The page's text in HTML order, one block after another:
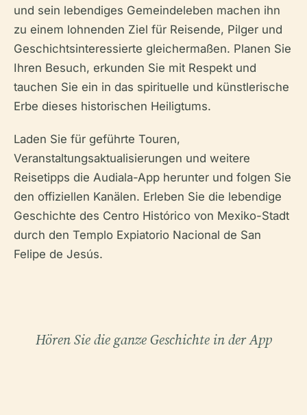
und sein lebendiges Gemeindeleben machen ihn
zu einem lohnenden Ziel für Reisende, Pilger und
Geschichtsinteressierte gleichermaßen. Planen Sie
Ihren Besuch, erkunden Sie mit Respekt und
tauchen Sie ein in das spirituelle und künstlerische
Erbe dieses historischen Heiligtums.
Laden Sie für geführte Touren,
Veranstaltungsaktualisierungen und weitere
Reisetipps die Audiala-App herunter und folgen Sie
den offiziellen Kanälen. Erleben Sie die lebendige
Geschichte des Centro Histórico von Mexiko-Stadt
durch den Templo Expiatorio Nacional de San
Felipe de Jesús.
Hören Sie die ganze Geschichte in der App